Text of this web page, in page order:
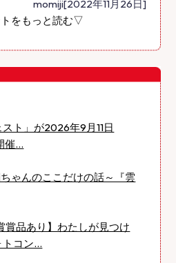
momiji[2022年11月26日]
をもっと読む▽
ト」が2026年9月11日
催...
ゃんのここだけの話～『雲
賞品あり】わたしが見つけ
コン...